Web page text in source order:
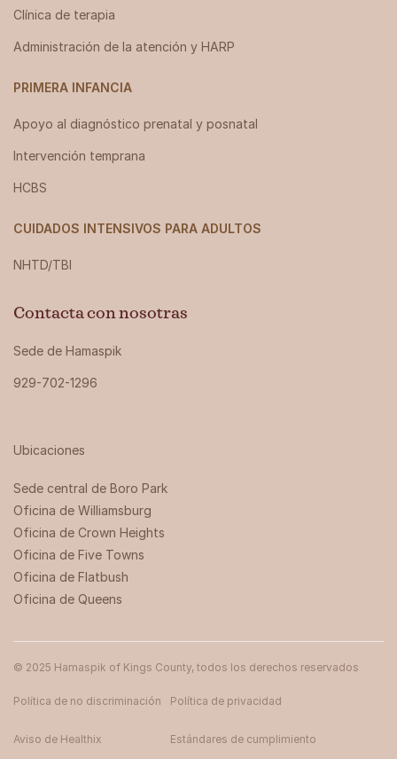
Clínica de terapia
Administración de la atención y HARP
PRIMERA INFANCIA
Apoyo al diagnóstico prenatal y posnatal
Intervención temprana
HCBS
CUIDADOS INTENSIVOS PARA ADULTOS
NHTD/TBI
Contacta con nosotras
Sede de Hamaspik
929-702-1296
Ubicaciones
Sede central de Boro Park ‍
Oficina de Williamsburg
Oficina de Crown Heights
Oficina de Five Towns
Oficina de Flatbush
Oficina de Queens
© 2025 Hamaspik of Kings County, todos los derechos reservados
Política de no discriminación Política de privacidad
Aviso de Healthix Estándares de cumplimiento